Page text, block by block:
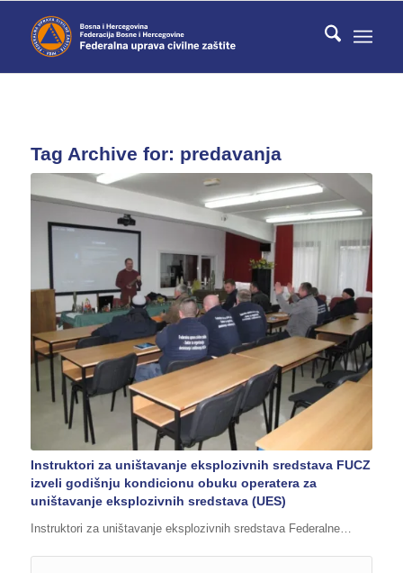
Tag Archive for: predavanja
Instruktori za uništavanje eksplozivnih sredstava FUCZ
izveli godišnju kondicionu obuku operatera za
uništavanje eksplozivnih sredstava (UES)
Instruktori za uništavanje eksplozivnih sredstava Federalne…